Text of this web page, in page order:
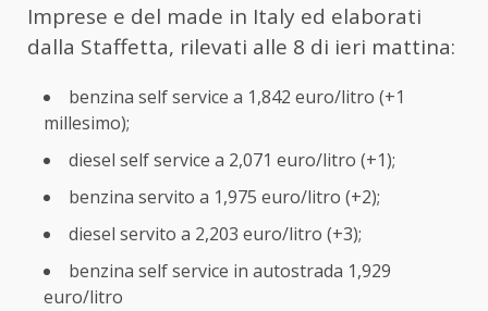
Imprese e del made in Italy ed elaborati
dalla Staffetta, rilevati alle 8 di ieri mattina:
benzina self service a 1,842 euro/litro (+1
millesimo);
diesel self service a 2,071 euro/litro (+1);
benzina servito a 1,975 euro/litro (+2);
diesel servito a 2,203 euro/litro (+3);
benzina self service in autostrada 1,929
euro/litro